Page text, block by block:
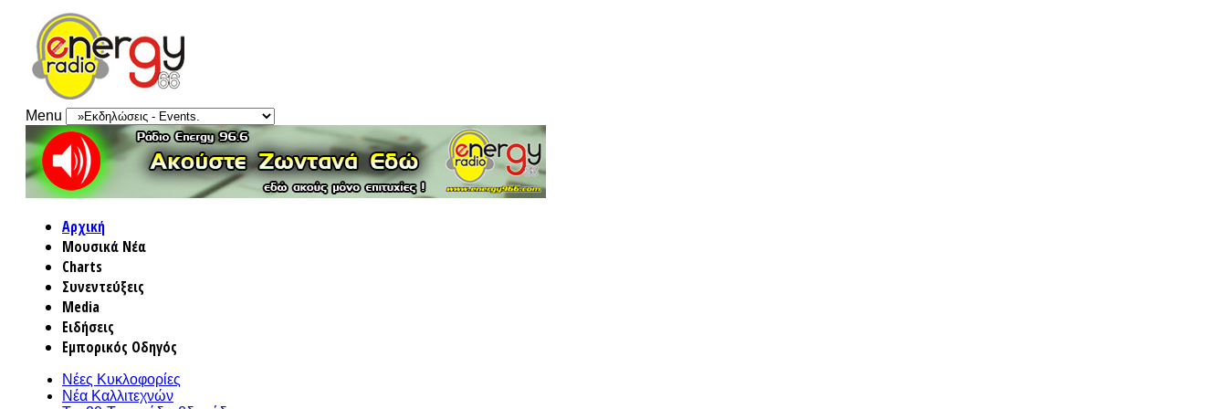
Menu
Αρχική
Μουσικά Νέα
Charts
Συνεντεύξεις
Media
Ειδήσεις
Εμπορικός Οδηγός
Νέες Κυκλοφορίες
Νέα Καλλιτεχνών